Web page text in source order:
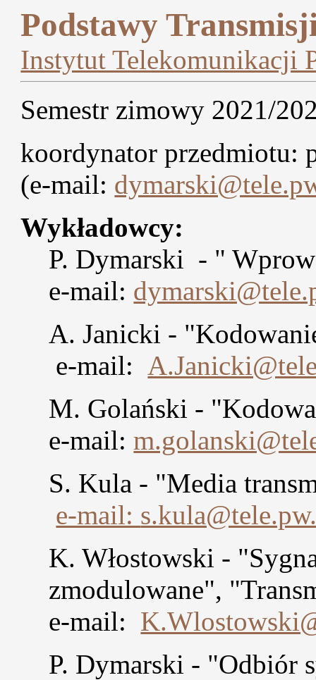
Podstawy
Instytut Telekomunikacji
Semestr zimowy 2021/
koordynator przedmiotu:
(e-mail:
Wykładowcy:
P. Dymarski - "
e-mail:
A. Janicki -
e-mail:
M. Golański -
e-mail:
S. Kula - "Media
e-mail:
K. Włostowski -
zmodulowane",
e-mail:
P. Dymarski - "Odbiór